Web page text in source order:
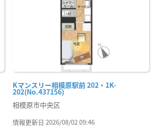
Kマンスリー相模原駅前 202・1K-
202(No.437156)
相模原市中央区
情報更新日 2026/08/02 09:46